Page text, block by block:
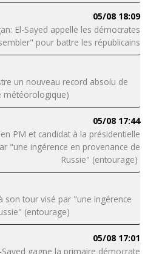
05/08 18:09
El-Sayed appelle les démocrates
pour battre les républicains
un nouveau record absolu de
météorologique)
05/08 17:44
PM et candidat à la présidentielle
"une ingérence en provenance de
Russie" (entourage)
son tour visé par "une ingérence
(entourage)
05/08 17:01
gagne la primaire démocrate